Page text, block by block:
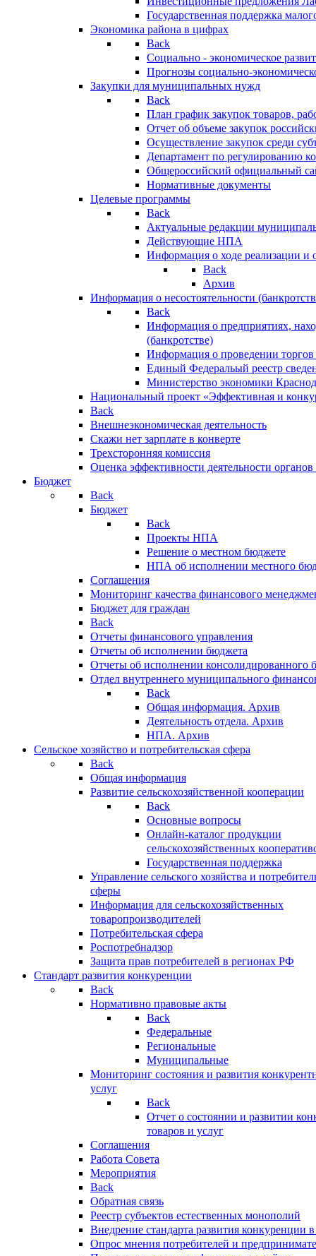
Государственная поддержка
Экономика района в цифрах
Back
Социально - экономическое
Прогнозы социально-
Закупки для муниципальных нужд
Back
План график закупок товаров,
Отчет об объеме закупок
Осуществление закупок среди
Департамент по регулированию
Общероссийский официальный
Нормативные документы
Целевые программы
Back
Актуальные редакции
Действующие НПА
Информация о ходе реализации
Back
Архив
Информация о несостоятельности
Back
Информация о предприятиях,
(банкротстве)
Информация о проведении
Единый Федеральый реестр
Министерство экономики
Национальный проект «Эффективная и
Back
Внешнеэкономическая деятельность
Скажи нет зарплате в конверте
Трехсторонняя комиссия
Оценка эффективности деятельности
Бюджет
Back
Бюджет
Back
Проекты НПА
Решение о местном бюджете
НПА об исполнении местного
Соглашения
Мониторинг качества финансового
Бюджет для граждан
Back
Отчеты финансового управления
Отчеты об исполнении бюджета
Отчеты об исполнении консолидированного
Отдел внутреннего муниципального
Back
Общая информация. Архив
Деятельность отдела. Архив
НПА. Архив
Сельское хозяйство и потребительская сфера
Back
Общая информация
Развитие сельскохозяйственной кооперации
Back
Основные вопросы
Онлайн-каталог продукции
сельскохозяйственных
Государственная поддержка
Управление сельского хозяйства и
сферы
Информация для сельскохозяйственных
товаропроизводителей
Потребительская сфера
Роспотребнадзор
Защита прав потребителей в регионах РФ
Стандарт развития конкуренции
Back
Нормативно правовые акты
Back
Федеральные
Региональные
Муниципальные
Мониторинг состояния и развития
услуг
Back
Отчет о состоянии и развитии
товаров и услуг
Соглашения
Работа Совета
Мероприятия
Back
Обратная связь
Реестр субъектов естественных монополий
Внедрение стандарта развития конкуренции
Опрос мнения потребителей и